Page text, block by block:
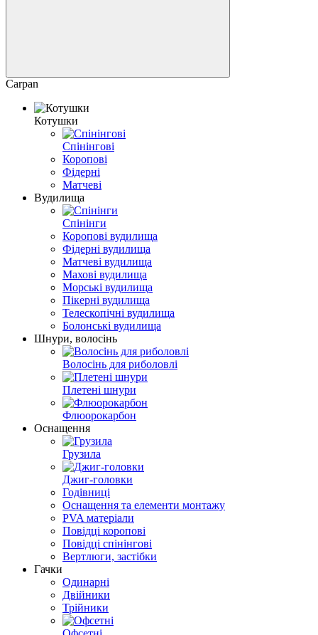
Carpan
Котушки
Спінінгові
Коропові
Фідерні
Матчеві
Вудилища
Спінінги
Коропові вудилища
Фідерні вудилища
Матчеві вудилища
Махові вудилища
Морські вудилища
Пікерні вудилища
Телескопічні вудилища
Болонські вудилища
Шнури, волосінь
Волосінь для риболовлі
Плетені шнури
Флюорокарбон
Оснащення
Грузила
Джиг-головки
Годівниці
Оснащення та елементи монтажу
PVA матеріали
Повідці коропові
Повідці спінінгові
Вертлюги, застібки
Гачки
Одинарні
Двійники
Трійники